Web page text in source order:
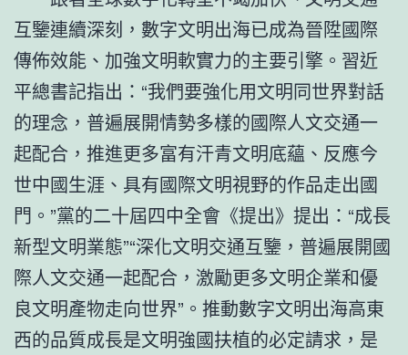
互鑒連續深刻，數字文明出海已成為晉陞國際
傳佈效能、加強文明軟實力的主要引擎。習近
平總書記指出：“我們要強化用文明同世界對話
的理念，普遍展開情勢多樣的國際人文交通一
起配合，推進更多富有汗青文明底蘊、反應今
世中國生涯、具有國際文明視野的作品走出國
門。”黨的二十屆四中全會《提出》提出：“成長
新型文明業態”“深化文明交通互鑒，普遍展開國
際人文交通一起配合，激勵更多文明企業和優
良文明產物走向世界”。推動數字文明出海高東
西的品質成長是文明強國扶植的必定請求，是